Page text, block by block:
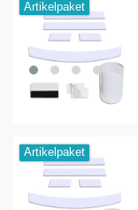
Artikelpaket
Artikelpaket